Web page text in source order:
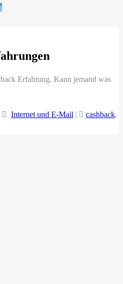
Erfahrung. Kann jemand was
Internet und E-Mail | cashback,